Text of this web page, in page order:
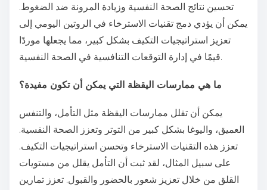
تحسين نتائج الصحة النفسية وزيادة المرونة ضد الضغوط.
يمكن أن يؤدي دمج تقنيات الاسترخاء في الروتين اليومي إلى
تعزيز استراتيجيات التكيف بشكل كبير، مما يجعلها موردًا
قيمًا في إدارة التوقعات التنافسية في الصحة النفسية.
ما هي ممارسات اليقظة التي يمكن أن تكون مفيدة؟
يمكن أن تقلل ممارسات اليقظة مثل التأمل، والتنفس
العميق، واليوغا بشكل كبير من التوتر وتعزز الصحة النفسية.
تعزز هذه التقنيات الاسترخاء وتحسن استراتيجيات التكيف.
على سبيل المثال، لقد ثبت أن التأمل يقلل من مستويات
القلق من خلال تعزيز شعور بالحضور والقبول. تعزز تمارين